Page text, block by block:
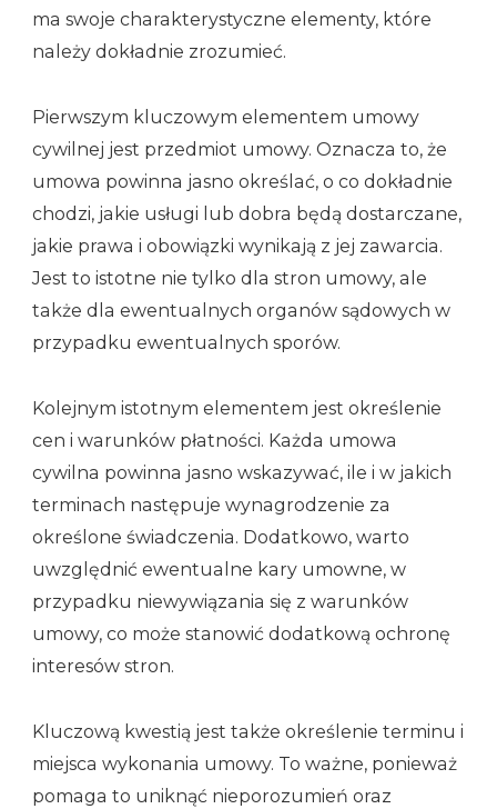
ma swoje charakterystyczne elementy, które
należy dokładnie zrozumieć.
Pierwszym kluczowym elementem umowy
cywilnej jest przedmiot umowy. Oznacza to, że
umowa powinna jasno określać, o co dokładnie
chodzi, jakie usługi lub dobra będą dostarczane,
jakie prawa i obowiązki wynikają z jej zawarcia.
Jest to istotne nie tylko dla stron umowy, ale
także dla ewentualnych organów sądowych w
przypadku ewentualnych sporów.
Kolejnym istotnym elementem jest określenie
cen i warunków płatności. Każda umowa
cywilna powinna jasno wskazywać, ile i w jakich
terminach następuje wynagrodzenie za
określone świadczenia. Dodatkowo, warto
uwzględnić ewentualne kary umowne, w
przypadku niewywiązania się z warunków
umowy, co może stanowić dodatkową ochronę
interesów stron.
Kluczową kwestią jest także określenie terminu i
miejsca wykonania umowy. To ważne, ponieważ
pomaga to uniknąć nieporozumień oraz